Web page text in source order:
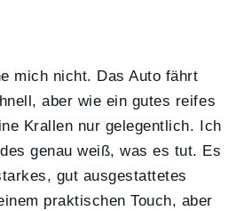
mich nicht. Das Auto fährt
aber wie ein gutes reifes
Krallen nur gelegentlich. Ich
genau weiß, was es tut. Es
gut ausgestattetes
praktischen Touch, aber